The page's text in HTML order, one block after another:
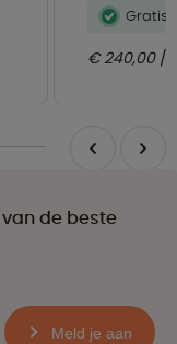
Gratis
€ 240,00
de beste
Meld je aan